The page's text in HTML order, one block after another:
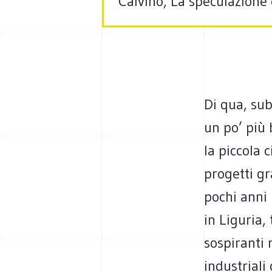
Di qua,
un po’
la piccola
progetti
pochi anni
in Liguria,
sospiranti
industriali